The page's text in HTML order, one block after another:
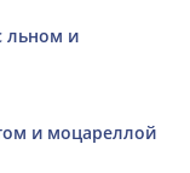
льном и
и моцареллой